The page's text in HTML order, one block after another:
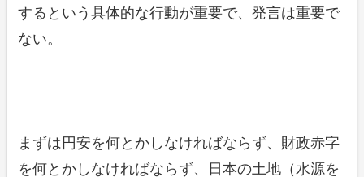
するという具体的な行動が重要で、発言は重要で
ない。
まずは円安を何とかしなければならず、財政赤字
を何とかしなければならず、日本の土地（水源を